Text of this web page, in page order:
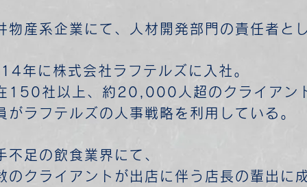
物産系企業にて、 人材開発部門の責任者と
年に株式会社ラフテルズに入社。
150社以上、約20,000人超のクライアン
がラフテルズの人事戦略を利用している。
不足の飲食業界にて、
のクライアントが出店に伴う店長の輩出に